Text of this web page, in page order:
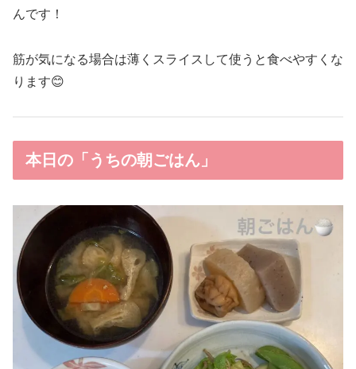
んです！
筋が気になる場合は薄くスライスして使うと食べやすくな
ります😊
本日の「うちの朝ごはん」